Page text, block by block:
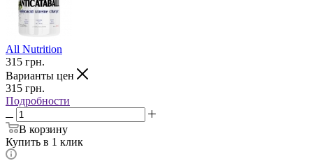
All Nutrition
315 грн.
Варианты цен
315 грн.
Подробности
В корзину
Купить в 1 клик